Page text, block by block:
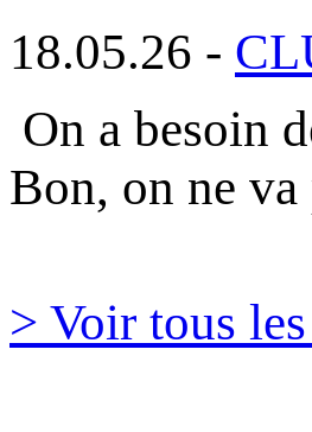
18.05.26 -
On a besoin
Bon, on ne
> Voir tous